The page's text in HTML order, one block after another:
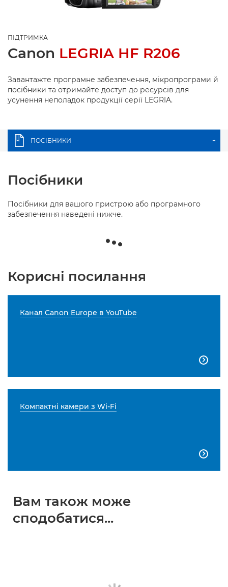
ПІДТРИМКА
Canon LEGRIA HF R206
Завантажте програмне забезпечення, мікропрограми й
посібники та отримайте доступ до ресурсів для
усунення неполадок продукції серії LEGRIA.
ПОСІБНИКИ +
Посібники
Посібники для вашого пристрою або програмного
забезпечення наведені нижче.
Корисні посилання
Канал Canon Europe в YouTube

Компактні камери з Wi-Fi

Вам також може
сподобатися...